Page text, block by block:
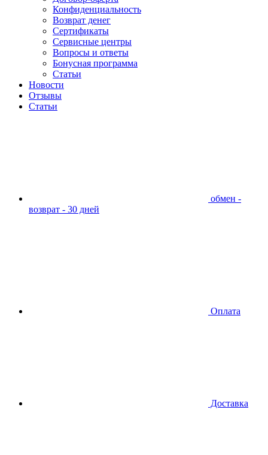
Конфиденциальность
Возврат денег
Сертификаты
Сервисные центры
Вопросы и ответы
Бонусная программа
Статьи
Новости
Отзывы
Статьи
обмен -
возврат - 30 дней
Оплата
Доставка